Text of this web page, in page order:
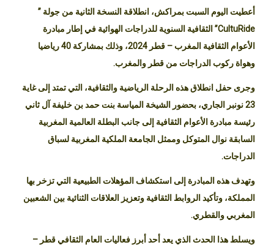
أعطيت اليوم السبت بمراكش، انطلاقة النسخة الثانية من جولة ”
CultuRide” الثقافية السنوية للدراجات الهوائية في إطار مبادرة
الأعوام الثقافية المغرب – قطر 2024، وذلك بمشاركة 40 رياضيا
وهواة ركوب الدراجات من قطر والمغرب.
وجرى حفل انطلاق هذه الرحلة الرياضية والثقافية، التي تمتد إلى غاية
23 نونبر الجاري، بحضور الشيخة المياسة بنت حمد بن خليفة آل ثاني
رئيسة مبادرة الأعوام الثقافية إلى جانب البطلة العالمية المغربية
السابقة نوال المتوكل وممثل الجامعة الملكية المغربية لسباق
الدراجات.
وتهدف هذه المبادرة إلى استكشاف المؤهلات الطبيعية التي تزخر بها
المملكة، وتأكيد الروابط الثقافية وتعزيز العلاقات الثنائية بين الشعبين
المغربي والقطري.
ويسلط هذا الحدث الذي يعد أحد أبرز فعاليات العام الثقافي قطر –